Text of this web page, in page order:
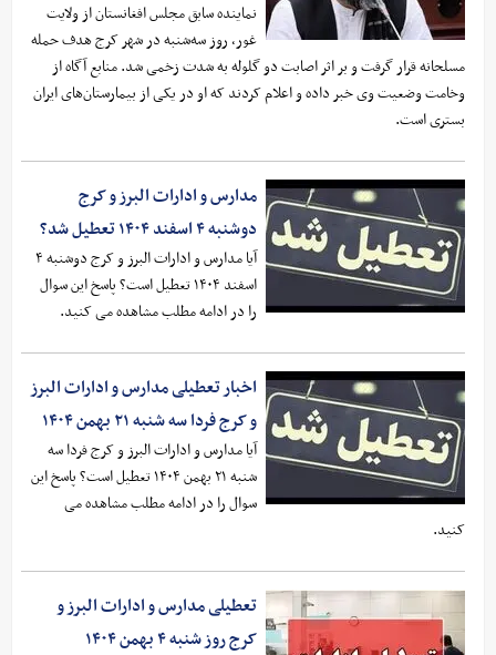
نماینده سابق مجلس افغانستان از ولایت
غور، روز سه‌شنبه در شهر کرج هدف حمله
مسلحانه قرار گرفت و بر اثر اصابت دو گلوله به شدت زخمی شد. منابع آگاه از
وخامت وضعیت وی خبر داده و اعلام کردند که او در یکی از بیمارستان‌های ایران
بستری است.
مدارس و ادارات البرز و کرج
دوشنبه ۴ اسفند ۱۴۰۴ تعطیل شد؟
آیا مدارس و ادارات البرز و کرج دوشنبه ۴
اسفند ۱۴۰۴ تعطیل است؟ پاسخ این سوال
را در ادامه مطلب مشاهده می کنید.
اخبار تعطیلی مدارس و ادارات البرز
و کرج فردا سه شنبه ۲۱ بهمن ۱۴۰۴
آیا مدارس و ادارات البرز و کرج فردا سه
شنبه ۲۱ بهمن ۱۴۰۴ تعطیل است؟ پاسخ این
سوال را در ادامه مطلب مشاهده می
کنید.
تعطیلی مدارس و ادارات البرز و
کرج روز شنبه ۴ بهمن ۱۴۰۴